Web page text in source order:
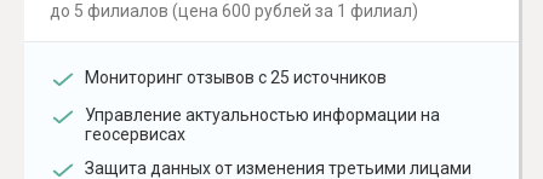
до 5 филиалов (цена 600 рублей за 1 филиал)
Мониторинг отзывов с 25 источников
Управление актуальностью информации на
геосервисах
Защита данных от изменения третьими лицами